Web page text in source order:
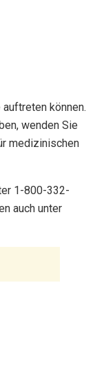
können.
wenden Sie
medizinischen
1-800-332-
auch unter